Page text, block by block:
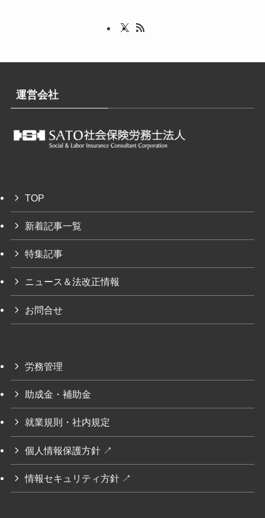
運営会社
TOP
新着記事一覧
特集記事
ニュース＆法改正情報
お問合せ
労務管理
助成金・補助金
就業規則・社内規定
個人情報保護方針 ↗
情報セキュリティ方針 ↗